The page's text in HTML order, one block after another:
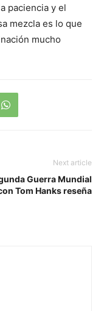
paciencia y el
mezcla es lo que
mucho
Next article
Guerra Mundial
Tom Hanks reseña